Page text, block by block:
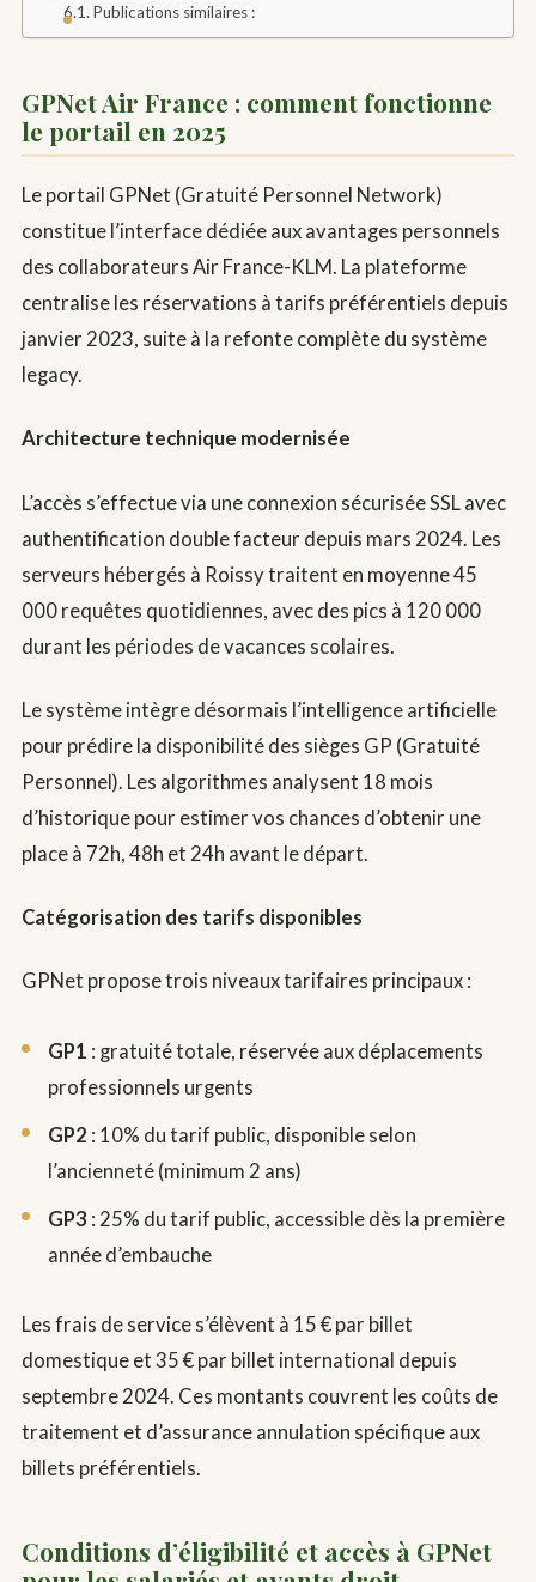
Publications similaires :
GPNet Air France : comment fonctionne
le portail en 2025
Le portail GPNet (Gratuité Personnel Network)
constitue l’interface dédiée aux avantages personnels
des collaborateurs Air France-KLM. La plateforme
centralise les réservations à tarifs préférentiels depuis
janvier 2023, suite à la refonte complète du système
legacy.
Architecture technique modernisée
L’accès s’effectue via une connexion sécurisée SSL avec
authentification double facteur depuis mars 2024. Les
serveurs hébergés à Roissy traitent en moyenne 45
000 requêtes quotidiennes, avec des pics à 120 000
durant les périodes de vacances scolaires.
Le système intègre désormais l’intelligence artificielle
pour prédire la disponibilité des sièges GP (Gratuité
Personnel). Les algorithmes analysent 18 mois
d’historique pour estimer vos chances d’obtenir une
place à 72h, 48h et 24h avant le départ.
Catégorisation des tarifs disponibles
GPNet propose trois niveaux tarifaires principaux :
GP1 : gratuité totale, réservée aux déplacements
professionnels urgents
GP2 : 10% du tarif public, disponible selon
l’ancienneté (minimum 2 ans)
GP3 : 25% du tarif public, accessible dès la première
année d’embauche
Les frais de service s’élèvent à 15 € par billet
domestique et 35 € par billet international depuis
septembre 2024. Ces montants couvrent les coûts de
traitement et d’assurance annulation spécifique aux
billets préférentiels.
Conditions d’éligibilité et accès à GPNet